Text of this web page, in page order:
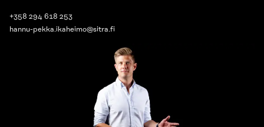
+358 294 618 253
hannu-pekka.ikaheimo@sitra.fi